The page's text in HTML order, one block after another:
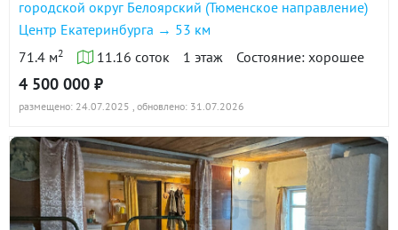
городской округ Белоярский (Тюменское направление)
Центр Екатеринбурга → 53 км
71.4 м2 11.16 соток 1 этаж Состояние: хорошее
4 500 000 ₽
размещено: 24.07.2025 , обновлено: 31.07.2026